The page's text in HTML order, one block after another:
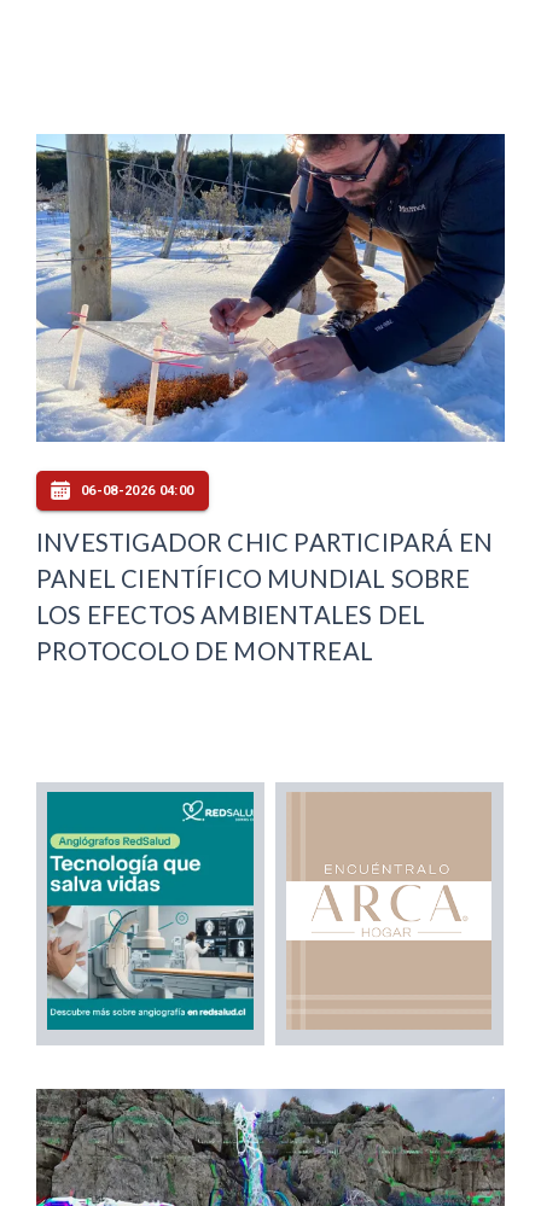
06-08-2026 04:00
INVESTIGADOR CHIC PARTICIPARÁ EN
PANEL CIENTÍFICO MUNDIAL SOBRE
LOS EFECTOS AMBIENTALES DEL
PROTOCOLO DE MONTREAL